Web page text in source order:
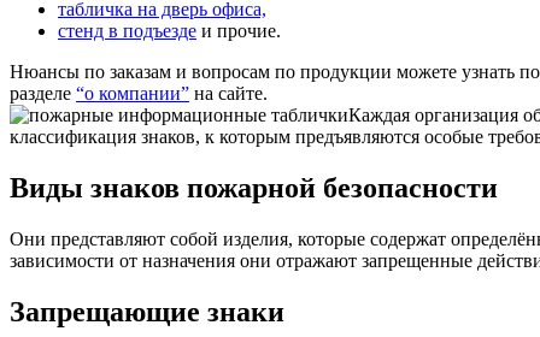
табличка на дверь офиса,
стенд в подъезде и прочие.
Нюансы по заказам и вопросам по продукции можете узнать
разделе “о компании” на сайте.
Каждая организация
классификация знаков, к которым предъявляются особые
Виды знаков пожарной безопасности
Они представляют собой изделия, которые содержат
зависимости от назначения они отражают запрещенные
Запрещающие знаки